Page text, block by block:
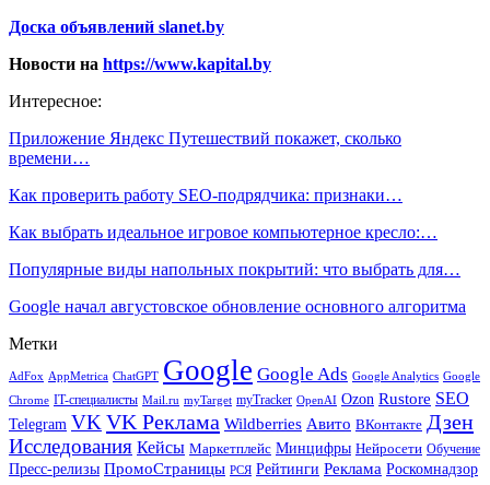
Доска объявлений slanet.by
Новости на https://www.kapital.by
Интересное:
Приложение Яндекс Путешествий покажет, сколько
времени…
Как проверить работу SEO-подрядчика: признаки…
Как выбрать идеальное игровое компьютерное кресло:…
Популярные виды напольных покрытий: что выбрать для…
Google начал августовское обновление основного алгоритма
Метки
AdFox AppMetrica ChatGPT Google Google Ads Google Analytics Google
Chrome IT-специалисты Mail.ru myTarget myTracker OpenAI Ozon Rustore SEO
Telegram VK VK Реклама Wildberries Авито ВКонтакте Дзен
Исследования Кейсы Маркетплейс Минцифры Нейросети Обучение
Пресс-релизы ПромоСтраницы РСЯ Рейтинги Реклама Роскомнадзор